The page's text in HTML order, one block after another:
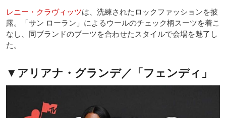
レニー・クラヴィッツは、洗練されたロックファッションを披
露。「サン ローラン」によるウールのチェック柄スーツを着こ
なし、同ブランドのブーツを合わせたスタイルで会場を魅了し
た。
▼アリアナ・グランデ／「フェンディ」